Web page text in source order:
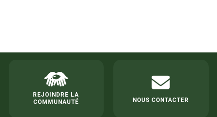
REJOINDRE LA
COMMUNAUTÉ
NOUS CONTACTER